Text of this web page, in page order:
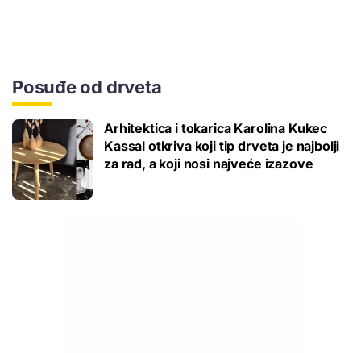
Posuđe od drveta
Arhitektica i tokarica Karolina Kukec
Kassal otkriva koji tip drveta je najbolji
za rad, a koji nosi najveće izazove